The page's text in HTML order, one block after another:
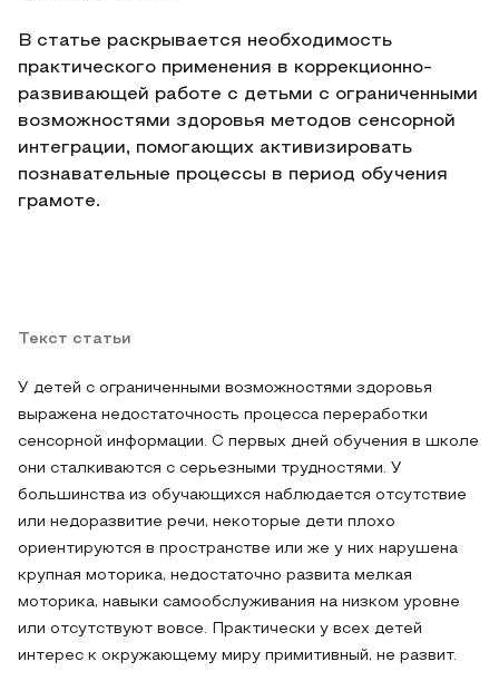
В статье раскрывается необходимость
практического применения в коррекционно-
развивающей работе с детьми с ограниченными
возможностями здоровья методов сенсорной
интеграции, помогающих активизировать
познавательные процессы в период обучения
грамоте.
Текст статьи
У детей с ограниченными возможностями здоровья
выражена недостаточность процесса переработки
сенсорной информации. С первых дней обучения в школе
они сталкиваются с серьезными трудностями. У
большинства из обучающихся наблюдается отсутствие
или недоразвитие речи, некоторые дети плохо
ориентируются в пространстве или же у них нарушена
крупная моторика, недостаточно развита мелкая
моторика, навыки самообслуживания на низком уровне
или отсутствуют вовсе. Практически у всех детей
интерес к окружающему миру примитивный, не развит.